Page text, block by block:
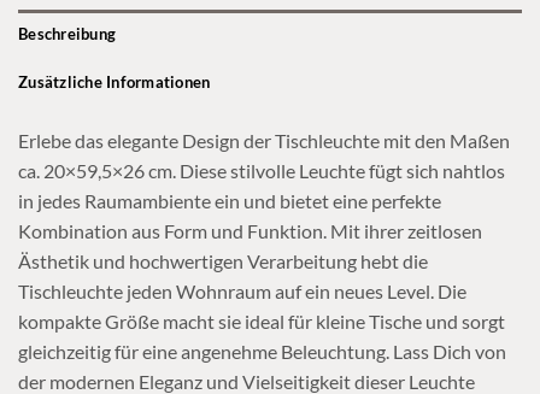
Beschreibung
Zusätzliche Informationen
Erlebe das elegante Design der Tischleuchte mit den Maßen
ca. 20×59,5×26 cm. Diese stilvolle Leuchte fügt sich nahtlos
in jedes Raumambiente ein und bietet eine perfekte
Kombination aus Form und Funktion. Mit ihrer zeitlosen
Ästhetik und hochwertigen Verarbeitung hebt die
Tischleuchte jeden Wohnraum auf ein neues Level. Die
kompakte Größe macht sie ideal für kleine Tische und sorgt
gleichzeitig für eine angenehme Beleuchtung. Lass Dich von
der modernen Eleganz und Vielseitigkeit dieser Leuchte